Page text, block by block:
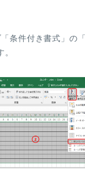
条件付き書式」の